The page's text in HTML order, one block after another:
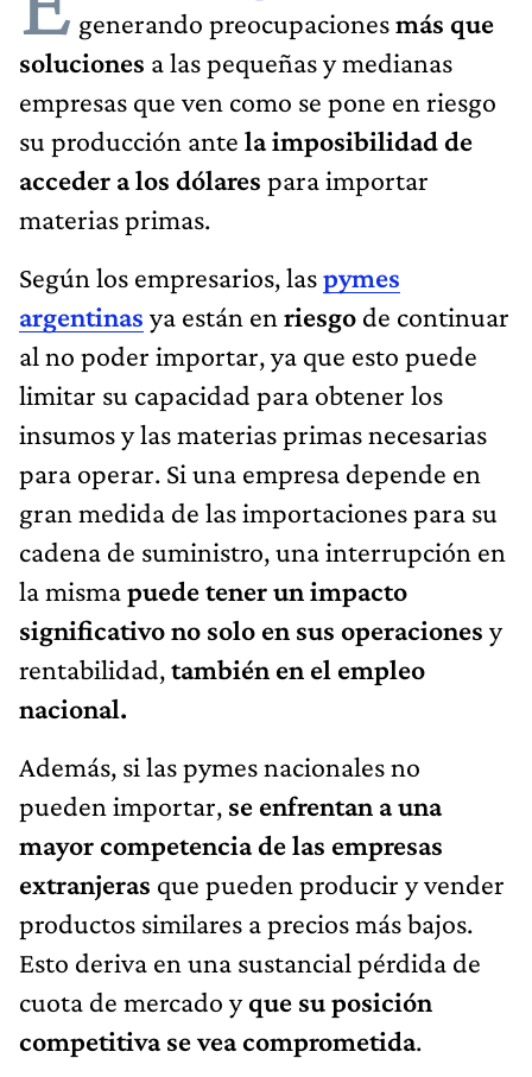
generando preocupacionesmás que
soluciones a las pequeñas y medianas
empresas que ven como se pone en riesgo
su producción ante la imposibilidad de
acceder a los dólares para importar
materias primas.
Según los empresarios, laspymes
argentinas ya están en riesgo de continuar
al no poder importar, ya que esto puede
limitar su capacidad para obtener los
insumos y las materias primas necesarias
para operar. Si una empresa depende en
gran medida de las importaciones para su
cadena de suministro, una interrupción en
la mismapuede tener un impacto
significativo no solo en sus operaciones y
rentabilidad,también en el empleo
nacional.
Además, si las pymes nacionales no
pueden importar, se enfrentan a una
mayor competencia de las empresas
extranjeras que pueden producir y vender
productos similares a precios más bajos.
Esto deriva en una sustancial pérdida de
cuota de mercado yque su posición
competitiva se vea comprometida.